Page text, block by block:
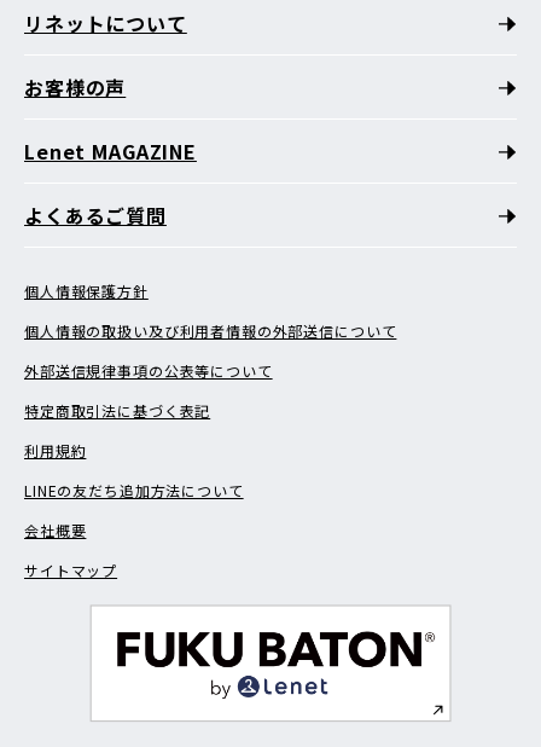
リネットについて
お客様の声
Lenet MAGAZINE
よくあるご質問
個人情報保護方針
個人情報の取扱い及び利用者情報の外部送信について
外部送信規律事項の公表等について
特定商取引法に基づく表記
利用規約
LINEの友だち追加方法について
会社概要
サイトマップ